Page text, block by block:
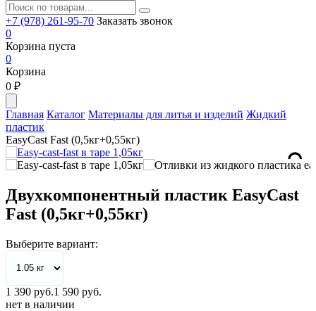
+7 (978) 261-95-70 Заказать звонок
0
Корзина пуста
0
Корзина
0 ₽
Главная Каталог Материалы для литья и изделий Жидкий
пластик
EasyCast Fast (0,5кг+0,55кг)
Двухкомпонентный пластик EasyCast
Fast (0,5кг+0,55кг)
Выберите вариант:
1 390 руб.1 590 руб.
нет в наличии